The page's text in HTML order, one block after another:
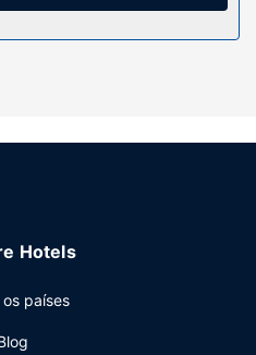
piscina interior e uma
receção aberta 24 horas.
Hotels
países